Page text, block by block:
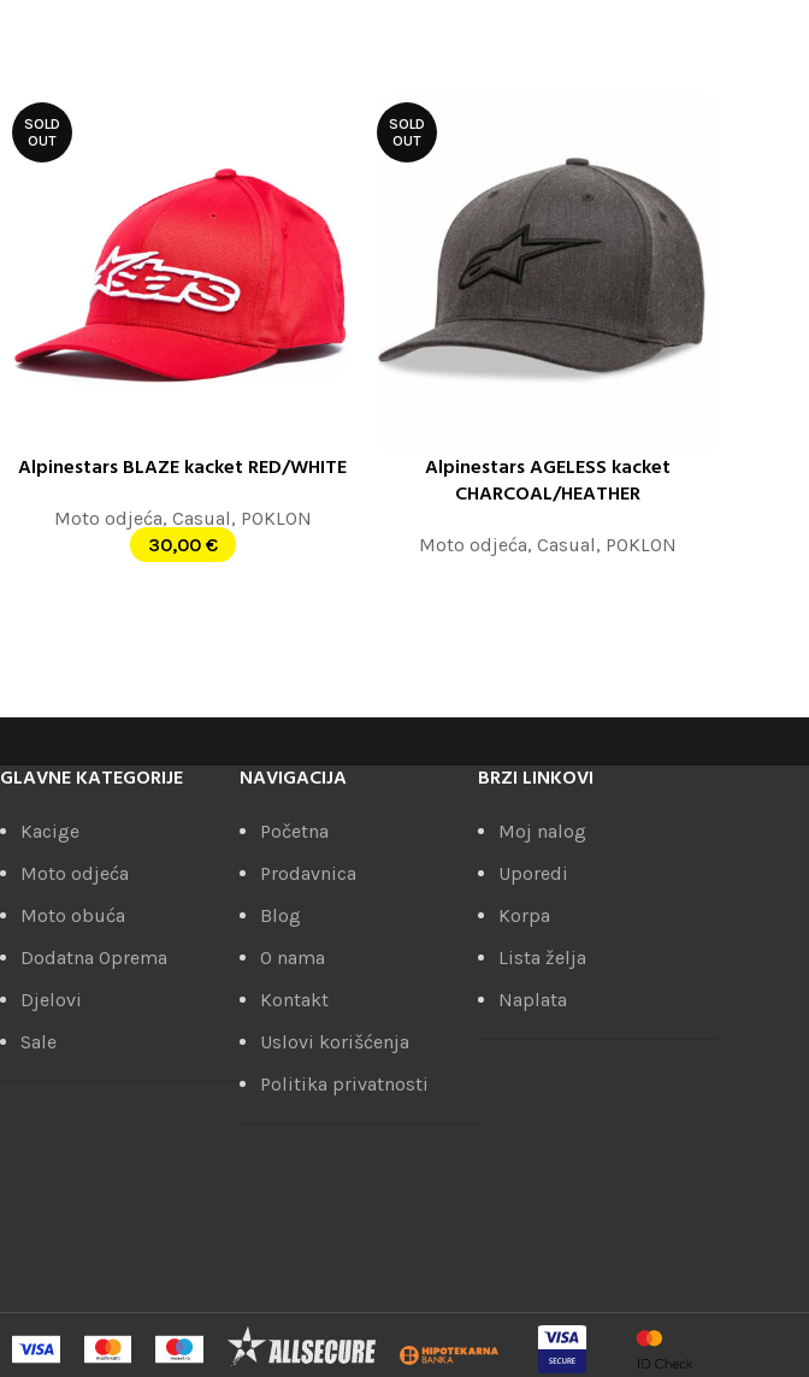
SOLD
OUT
ODABERITE OPCIJE
Alpinestars BLAZE kacket RED/WHITE
Moto odjeća, Casual, POKLON
30,00 €
SOLD
OUT
PROČITAJTE JOŠ
Alpinestars AGELESS kacket
CHARCOAL/HEATHER
Moto odjeća, Casual, POKLON
GLAVNE KATEGORIJE
Kacige
Moto odjeća
Moto obuća
Dodatna Oprema
Djelovi
Sale
NAVIGACIJA
Početna
Prodavnica
Blog
O nama
Kontakt
Uslovi korišćenja
Politika privatnosti
BRZI LINKOVI
Moj nalog
Uporedi
Korpa
Lista želja
Naplata